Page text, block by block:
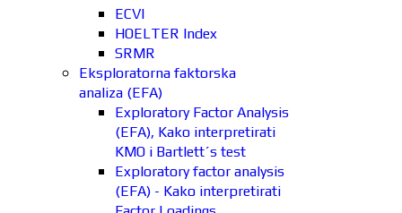
ECVI
HOELTER Index
SRMR
Eksploratorna faktorska
analiza (EFA)
Exploratory Factor Analysis
(EFA), Kako interpretirati
KMO i Bartlett´s test
Exploratory factor analysis
(EFA) - Kako interpretirati